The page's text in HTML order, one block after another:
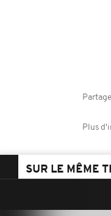
Plus
SUR LE MÊME